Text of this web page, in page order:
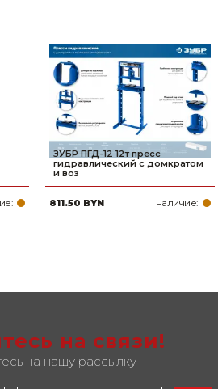
ЗУБР ПГД-12 12т пресс
гидравлический с домкратом
и воз
811.50 BYN наличие:
на связи!
на нашу рассылку